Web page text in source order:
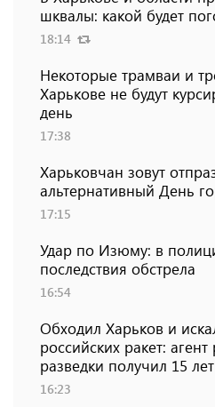
шквалы: какой будет
18:14
Некоторые трамваи и
Харькове не будут
день
17:38
Харьковчан зовут
альтернативный День
17:15
Удар по Изюму: в
последствия обстрела
16:54
Обходил Харьков и
российских ракет:
разведки получил 15 лет
16:23